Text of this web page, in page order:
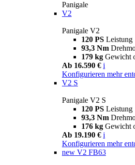
Panigale
V2
Panigale V2
120 PS Leistung
93,3 Nm
179 kg Gewicht
Ab 16.590 € i
Konfigurieren mehr
V2 S
Panigale V2 S
120 PS Leistung
93,3 Nm
176 kg Gewicht
Ab 19.190 € i
Konfigurieren mehr
new V2 FB63